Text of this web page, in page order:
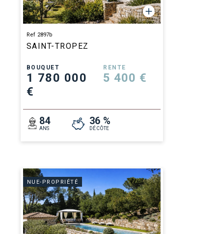
Ref 2897b
SAINT-TROPEZ
BOUQUET
1 780 000
€
RENTE
5 400 €
84
ANS
36 %
DÉCÔTE
NUE-PROPRIÉTÉ